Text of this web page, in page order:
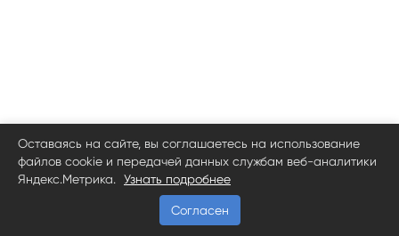
Оставаясь на сайте, вы соглашаетесь на использование
файлов cookie и передачей данных службам веб-аналитики
Яндекс.Метрика.
Узнать подробнее
Согласен